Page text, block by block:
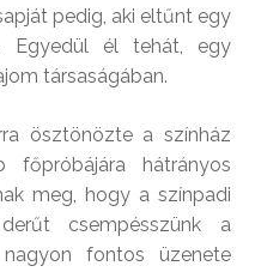
pedig, aki eltűnt egy
Egyedül él tehát, egy
társaságában.
ösztönözte a színház
hátrányos
meg, hogy a színpadi
csempésszünk a
nagyon fontos üzenete